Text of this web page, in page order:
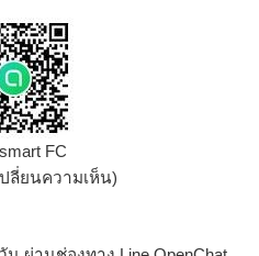
FC
ลี่ยนความเห็น)